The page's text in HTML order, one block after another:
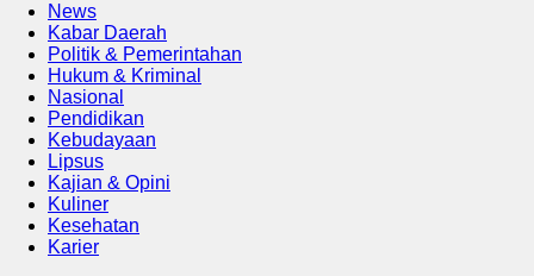
News
Kabar Daerah
Politik & Pemerintahan
Hukum & Kriminal
Nasional
Pendidikan
Kebudayaan
Lipsus
Kajian & Opini
Kuliner
Kesehatan
Karier